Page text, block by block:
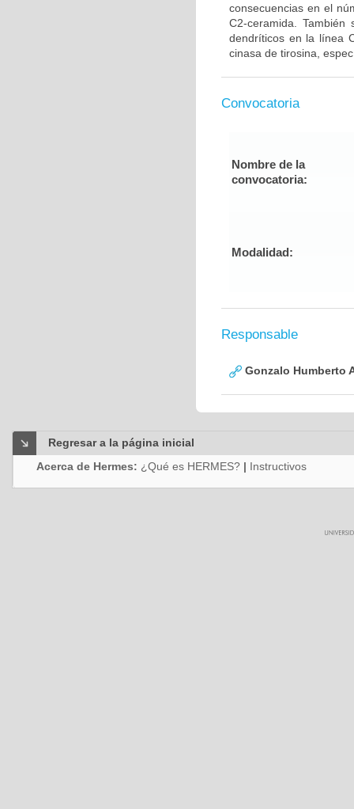
consecuencias en el
C2-ceramida.
dendríticos en la línea
cinasa de tirosina,
Convocatoria
Nombre de la
convocatoria:
Modalidad:
Responsable
Gonzalo Humberto
Regresar a la página inicial
Acerca de Hermes: ¿Qué es HERMES? | Instructivos